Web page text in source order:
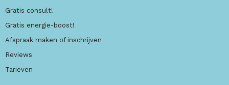
Gratis consult!
Gratis energie-boost!
Afspraak maken of inschrijven
Reviews
Tarieven